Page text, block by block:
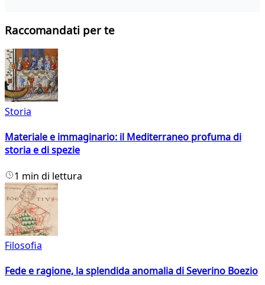
Raccomandati per te
Storia
Materiale e immaginario: il Mediterraneo profuma di
storia e di spezie
1 min di lettura
Filosofia
Fede e ragione, la splendida anomalia di Severino Boezio